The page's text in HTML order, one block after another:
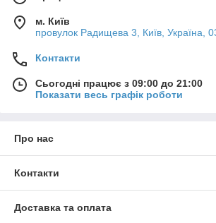
м. Київ
провулок Радищева 3, Київ, Україна,
Контакти
Сьогодні працює з 09:00 до 21:00
Показати весь графік роботи
Про нас
Контакти
Доставка та оплата